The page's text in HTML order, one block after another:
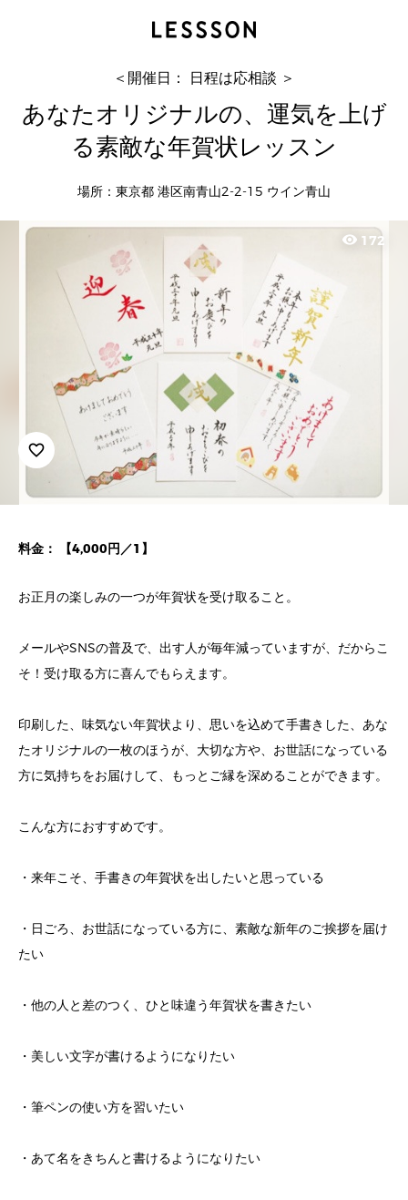
あなたオリジナルの、運気を上げる素敵な年賀状
カワミナミ フミエ
＜開催日： 日程は応相談 ＞
あなたオリジナルの、運気を上げ
る素敵な年賀状レッスン
場所：東京都 港区南青山2-2-15 ウイン青山
visibility 172
favorite_border
料金： 【4,000円／1】
お正月の楽しみの一つが年賀状を受け取ること。
メールやSNSの普及で、出す人が毎年減っていますが、だからこ
そ！受け取る方に喜んでもらえます。
印刷した、味気ない年賀状より、思いを込めて手書きした、あな
たオリジナルの一枚のほうが、大切な方や、お世話になっている
方に気持ちをお届けして、もっとご縁を深めることができます。
こんな方におすすめです。
・来年こそ、手書きの年賀状を出したいと思っている
・日ごろ、お世話になっている方に、素敵な新年のご挨拶を届け
たい
・他の人と差のつく、ひと味違う年賀状を書きたい
・美しい文字が書けるようになりたい
・筆ペンの使い方を習いたい
・あて名をきちんと書けるようになりたい